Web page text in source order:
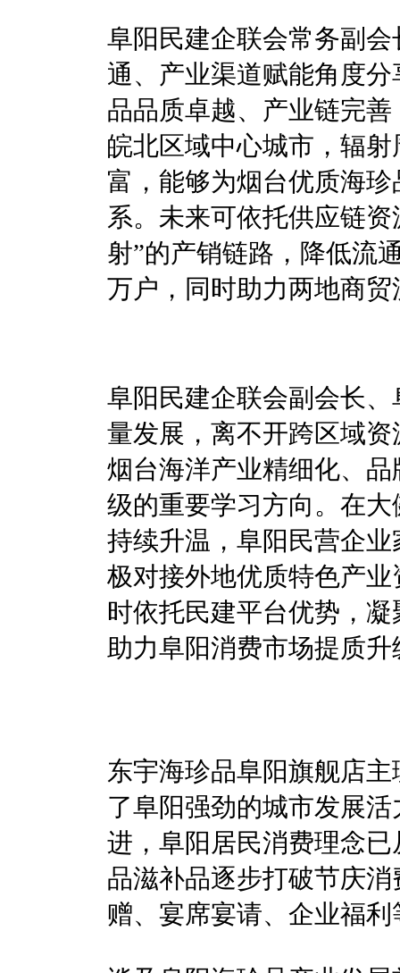
阜阳民建企联会常务副
通、产业渠道赋能角度
品品质卓越、产业链完
皖北区域中心城市，辐
富，能够为烟台优质海
系。未来可依托供应链
射”的产销链路，降低流
万户，同时助力两地商
阜阳民建企联会副会长
量发展，离不开跨区域
烟台海洋产业精细化、
级的重要学习方向。在
持续升温，阜阳民营企
极对接外地优质特色产
时依托民建平台优势，
助力阜阳消费市场提质
东宇海珍品阜阳旗舰店
了阜阳强劲的城市发展
进，阜阳居民消费理念
品滋补品逐步打破节庆
赠、宴席宴请、企业福